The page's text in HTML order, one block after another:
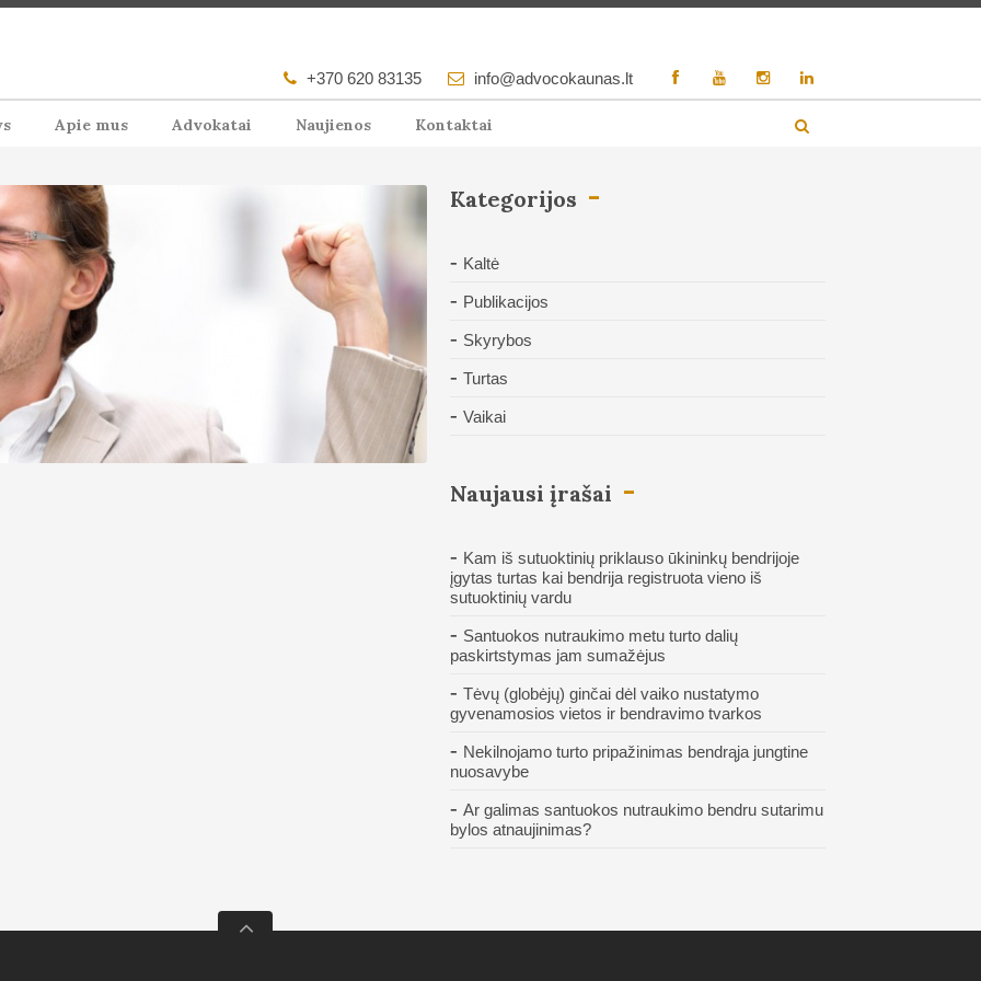
+370 620 83135 info@advocokaunas.lt
Apie mus Advokatai Naujienos Kontaktai
Kategorijos
Kaltė
Publikacijos
Skyrybos
Turtas
Vaikai
Naujausi įrašai
Kam iš sutuoktinių priklauso ūkininkų bendrijoje
įgytas turtas kai bendrija registruota vieno iš
sutuoktinių vardu
Santuokos nutraukimo metu turto dalių
paskirtstymas jam sumažėjus
Tėvų (globėjų) ginčai dėl vaiko nustatymo
gyvenamosios vietos ir bendravimo tvarkos
Nekilnojamo turto pripažinimas bendrąja jungtine
nuosavybe
Ar galimas santuokos nutraukimo bendru sutarimu
bylos atnaujinimas?